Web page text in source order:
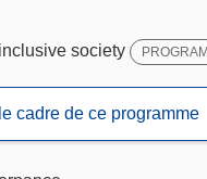
society
cadre de ce programme